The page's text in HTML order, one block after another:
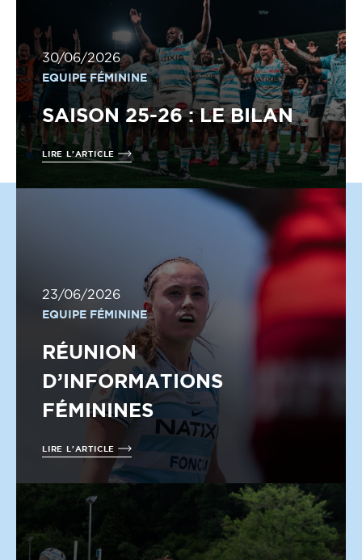
30/06/2026
EQUIPE FÉMININE
SAISON 25-26 : LE BILAN
LIRE L'ARTICLE
23/06/2026
EQUIPE FÉMININE
RÉUNION
D’INFORMATIONS
FÉMININES
LIRE L'ARTICLE